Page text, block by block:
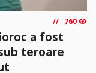
760
a fost
teroare